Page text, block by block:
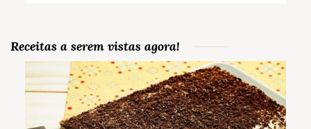
Receitas a serem vistas agora!